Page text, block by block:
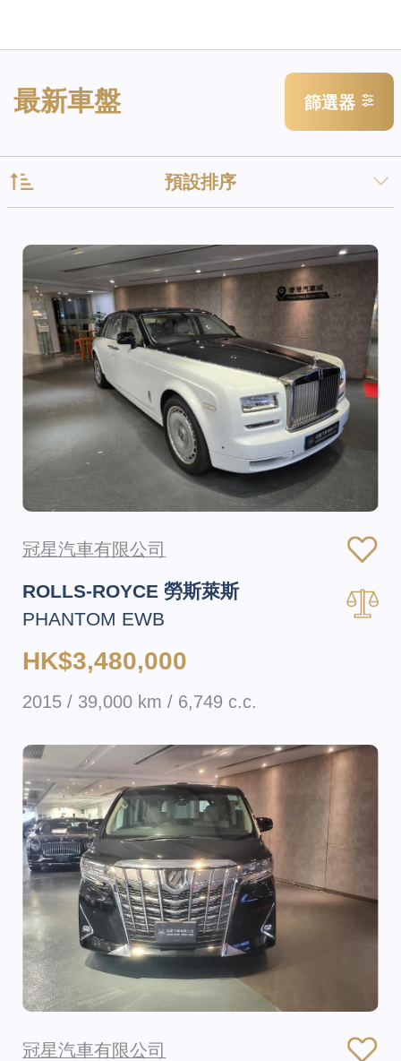
最新車盤 篩選器
預設排序
冠星汽車有限公司
ROLLS-ROYCE 勞斯萊斯
PHANTOM EWB
HK$3,480,000
2015 / 39,000 km / 6,749 c.c.
冠星汽車有限公司